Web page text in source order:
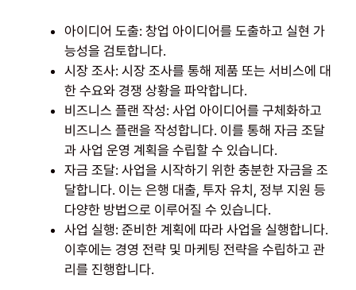
아이디어 도출: 창업 아이디어를 도출하고 실현 가
능성을 검토합니다.
시장 조사: 시장 조사를 통해 제품 또는 서비스에 대
한 수요와 경쟁 상황을 파악합니다.
비즈니스 플랜 작성: 사업 아이디어를 구체화하고
비즈니스 플랜을 작성합니다. 이를 통해 자금 조달
과 사업 운영 계획을 수립할 수 있습니다.
자금 조달: 사업을 시작하기 위한 충분한 자금을 조
달합니다. 이는 은행 대출, 투자 유치, 정부 지원 등
다양한 방법으로 이루어질 수 있습니다.
사업 실행: 준비한 계획에 따라 사업을 실행합니다.
이후에는 경영 전략 및 마케팅 전략을 수립하고 관
리를 진행합니다.